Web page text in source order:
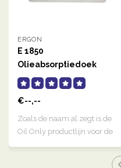
ERGON
E 1850
Olieabsorptiedoek
antistatisch
€--,--
Zoals de naam al zegt is de
Oil Only productlijn voor de